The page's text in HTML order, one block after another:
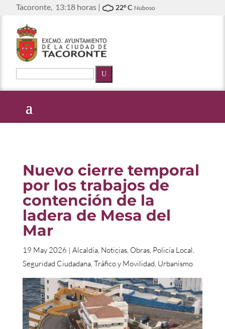
Tacoronte, 13:18 horas | 22º C Nuboso
U
Nuevo cierre temporal
por los trabajos de
contención de la
ladera de Mesa del
Mar
19 May 2026 | Alcaldía, Noticias, Obras, Policía Local,
Seguridad Ciudadana, Tráfico y Movilidad, Urbanismo